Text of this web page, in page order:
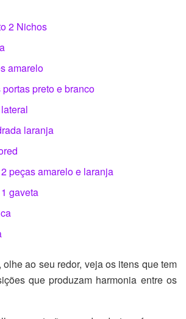
2 Nichos
amarelo
preto e branco
laranja
peças amarelo e laranja
gaveta
ao seu redor, veja os itens que tem
que produzam harmonia entre os